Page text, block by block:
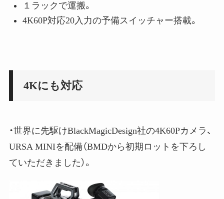
１ラックで運搬。
4K60P対応20入力の予備スイッチャー搭載。
4Kにも対応
・世界に先駆けBlackMagicDesign社の4K60Pカメラ、
URSA MINIを配備（BMDから初期ロットを下ろし
ていただきました）。